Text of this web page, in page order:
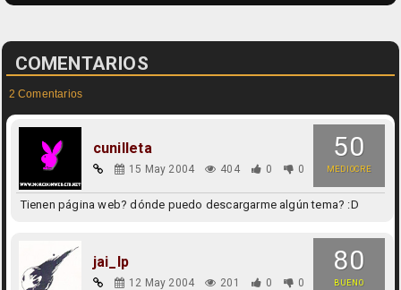
COMENTARIOS
2 Comentarios
50
MEDIOCRE
cunilleta
15 May 2004 404 0 0
Tienen página web? dónde puedo descargarme algún tema? :D
80
BUENO
jai_lp
12 May 2004 201 0 0